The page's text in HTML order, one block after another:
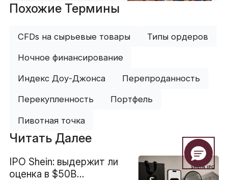
Похожие Термины
CFDs на сырьевые товары Типы ордеров
Ночное финансирование
Индекс Доу-Джонса Перепроданность
Перекупленность Портфель
Пивотная точка
Читать Далее
IPO Shein: выдержит ли
оценка в $50B